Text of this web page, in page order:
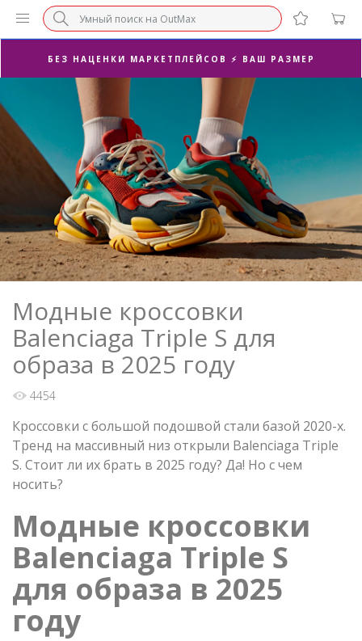
СУПЕРАКЦИЯ 🔥 2-Я ПАРА -50%
БЕЗ НАЦЕНКИ МАРКЕТПЛЕЙСОВ ⚡ ВАШ РАЗМЕР
3-Я ПАРА В ПОДАРОК 🎁
ПОСЛЕДНИЕ РАЗМЕРЫ ОТ 1500₽⚡️
СУПЕРАКЦИЯ 🔥 2-Я ПАРА -50%
Модные кроссовки
Balenciaga Triple S для
образа в 2025 году
4454
Кроссовки с большой подошвой стали базой 2020-х.
Тренд на массивный низ открыли Balenciaga Triple
S. Стоит ли их брать в 2025 году? Да! Но с чем
носить?
Модные кроссовки
Balenciaga Triple S
для образа в 2025
году